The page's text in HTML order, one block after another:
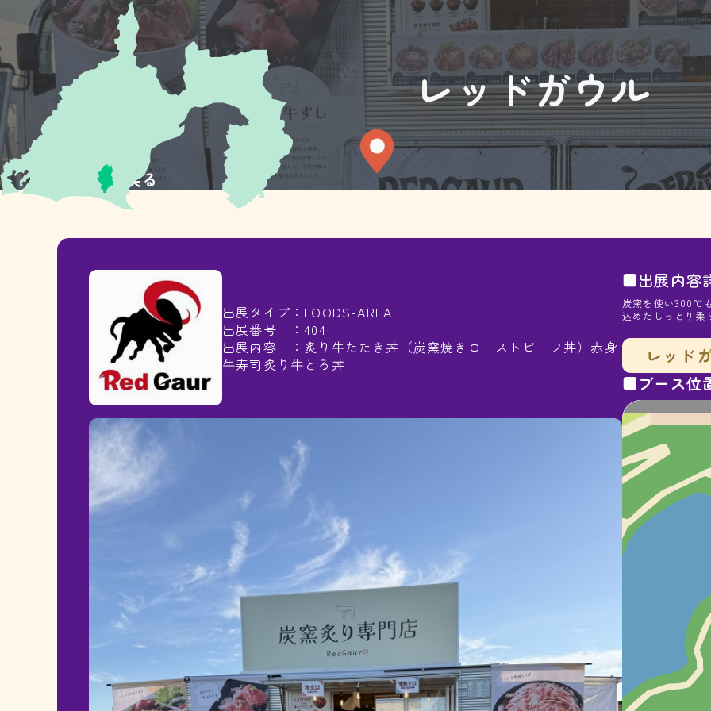
≪TOPに戻る
レッドガウル
出展タイプ：FOODS-AREA
出展番号 ：404
出展内容 ：炙り牛たたき丼（炭窯焼きローストビーフ丼）赤身
牛寿司炙り牛とろ丼
■出展内容
炭窯を使い300℃
込めたしっとり柔
レッド
■ブース位